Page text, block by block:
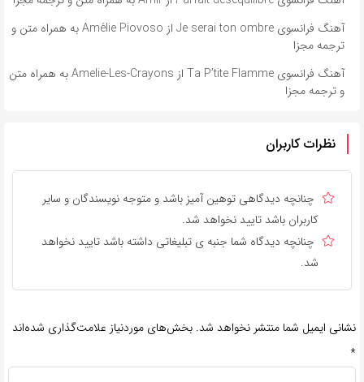
آهنگ فرانسوی Je serai ton ombre از Amélie Piovoso به همراه متن و
ترجمه مجزا
آهنگ فرانسوی Ta P’tite Flamme از Amelie-Les-Crayons به همراه متن
و ترجمه مجزا
نظرات کاربران
چنانچه دیدگاهی توهین آمیز باشد و متوجه نویسندگان و سایر
کاربران باشد تایید نخواهد شد.
چنانچه دیدگاه شما جنبه ی تبلیغاتی داشته باشد تایید نخواهد
شد.
نشانی ایمیل شما منتشر نخواهد شد. بخش‌های موردنیاز علامت‌گذاری شده‌اند
*